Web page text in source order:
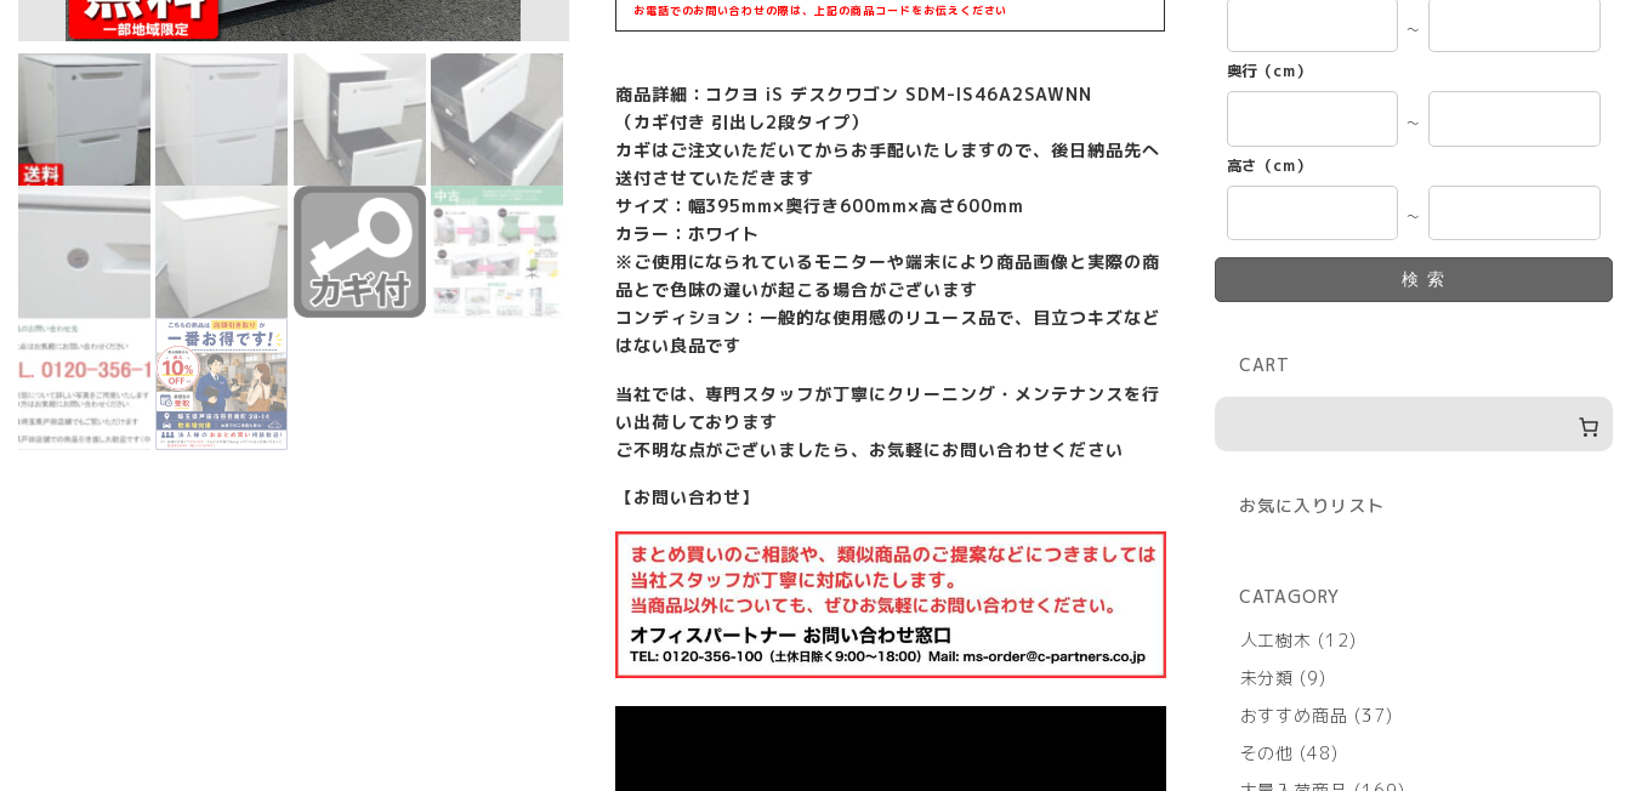
お電話でのお問い合わせの際は、上記の商品コードをお伝えください
商品詳細：コクヨ iS デスクワゴン SDM-IS46A2SAWNN
（カギ付き 引出し2段タイプ）
カギはご注文いただいてからお手配いたしますので、後日納品先へ
送付させていただきます
サイズ：幅395mm×奥行き600mm×高さ600mm
カラー：ホワイト
※ご使用になられているモニターや端末により商品画像と実際の商
品とで色味の違いが起こる場合がございます
コンディション：一般的な使用感のリユース品で、目立つキズなど
はない良品です
当社では、専門スタッフが丁寧にクリーニング・メンテナンスを行
い出荷しております
ご不明な点がございましたら、お気軽にお問い合わせください
【お問い合わせ】
～
奥行（cm）
～
高さ（cm）
～
検索
CART
お気に入りリスト
CATAGORY
人工樹木
1212
商
未分類 99
の
商
おすすめ商品 3737
その他 4848